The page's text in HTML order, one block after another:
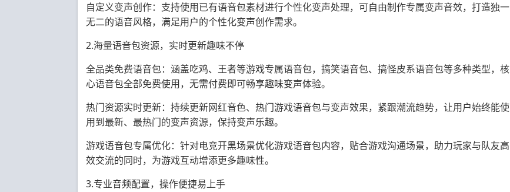
自定义变声创作：支持使用已有语音包素材进行个性化变声处理，可自由制作专属变声音效，打造独一
无二的语音风格，满足用户的个性化变声创作需求。
2.海量语音包资源，实时更新趣味不停
全品类免费语音包：涵盖吃鸡、王者等游戏专属语音包，搞笑语音包、搞怪皮系语音包等多种类型，核
心语音包全部免费使用，无需付费即可畅享趣味变声体验。
热门资源实时更新：持续更新网红音色、热门游戏语音包与变声效果，紧跟潮流趋势，让用户始终能使
用到最新、最热门的变声资源，保持变声乐趣。
游戏语音包专属优化：针对电竞开黑场景优化游戏语音包内容，贴合游戏沟通场景，助力玩家与队友高
效交流的同时，为游戏互动增添更多趣味性。
3.专业音频配置，操作便捷易上手